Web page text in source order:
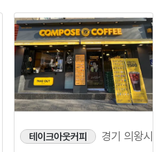
테이크아웃커피 경기 의왕시